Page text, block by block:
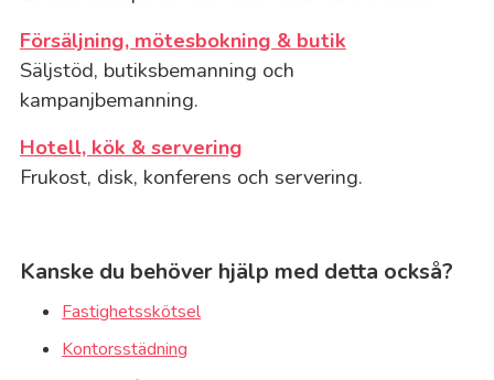
Försäljning, mötesbokning & butik
Säljstöd, butiksbemanning och
kampanjbemanning.
Hotell, kök & servering
Frukost, disk, konferens och servering.
Kanske du behöver hjälp med detta också?
Fastighetsskötsel
Kontorsstädning